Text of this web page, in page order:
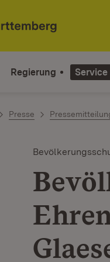
Regierung Service
Presse